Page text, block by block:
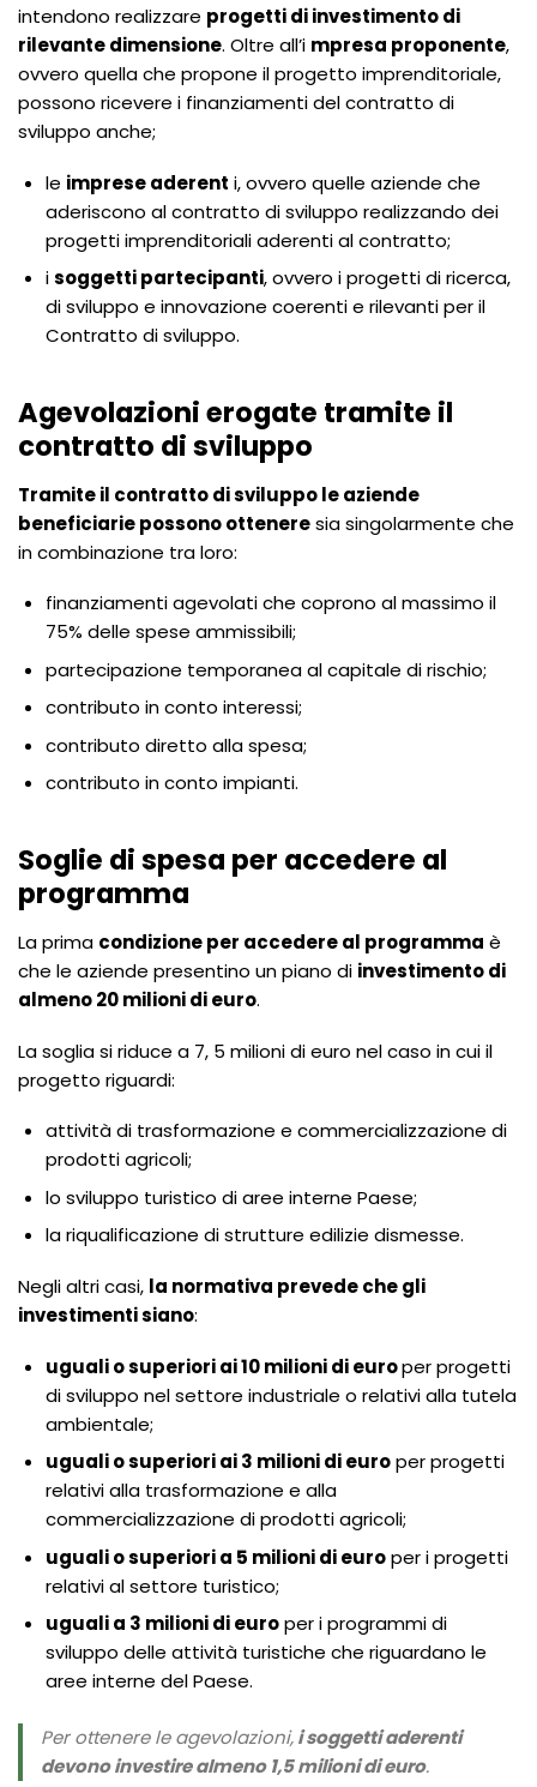
intendono realizzare progetti di investimento di
rilevante dimensione. Oltre all’i mpresa proponente,
ovvero quella che propone il progetto imprenditoriale,
possono ricevere i finanziamenti del contratto di
sviluppo anche;
le imprese aderent i, ovvero quelle aziende che
aderiscono al contratto di sviluppo realizzando dei
progetti imprenditoriali aderenti al contratto;
isoggetti partecipanti, ovvero i progetti di ricerca,
di sviluppo e innovazione coerenti e rilevanti per il
Contratto di sviluppo.
Agevolazioni erogate tramite il
contratto di sviluppo
Tramite il contratto di sviluppo le aziende
beneficiarie possono otteneresia singolarmente che
in combinazione tra loro:
finanziamenti agevolati che coprono al massimo il
75% delle spese ammissibili;
partecipazione temporanea al capitale di rischio;
contributo in conto interessi;
contributo diretto alla spesa;
contributo in conto impianti.
Soglie di spesa per accedere al
programma
La prima condizione per accedere al programma è
che le aziende presentino un piano di investimento di
almeno 20 milioni di euro.
La soglia si riduce a 7, 5 milioni di euro nel caso in cui il
progetto riguardi:
attività di trasformazione e commercializzazione di
prodotti agricoli;
lo sviluppo turistico di aree interne Paese;
la riqualificazione di strutture edilizie dismesse.
Negli altri casi, la normativa prevede che gli
investimenti siano:
uguali o superiori ai 10 milioni di europer progetti
di sviluppo nel settore industriale o relativi alla tutela
ambientale;
uguali o superiori ai 3 milioni di europer progetti
relativi alla trasformazione e alla
commercializzazione di prodotti agricoli;
uguali o superiori a 5 milioni di europer i progetti
relativi al settore turistico;
uguali a 3 milioni di europer i programmi di
sviluppo delle attività turistiche che riguardano le
aree interne del Paese.
Per ottenere le agevolazioni,i soggetti aderenti
devono investire almeno 1,5 milioni di euro.